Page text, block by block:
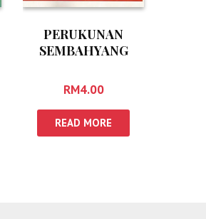
PERUKUNAN
SEMBAHYANG
RM4.00
READ MORE